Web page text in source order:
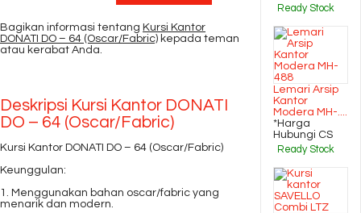
Bagikan informasi tentang Kursi Kantor
DONATI DO – 64 (Oscar/Fabric) kepada teman
atau kerabat Anda.
Deskripsi Kursi Kantor DONATI
DO – 64 (Oscar/Fabric)
Kursi Kantor DONATI DO – 64 (Oscar/Fabric)
Keunggulan:
1. Menggunakan bahan oscar/fabric yang
menarik dan modern.
Ready Stock
Lemari Arsip
Kantor
Modera MH-....
*Harga
Hubungi CS
Ready Stock